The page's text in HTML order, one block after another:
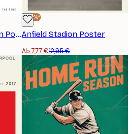
Du Gehst Niemals Allein Poster
-40%*
Anfield Stadion Poster
Ab 7,77 €12,95 €